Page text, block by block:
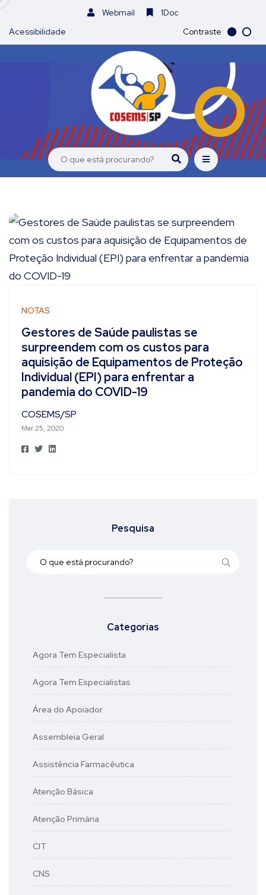
Webmail
1Doc
Acessibilidade
Contraste
NOTAS
Gestores de Saúde paulistas se
surpreendem com os custos para
aquisição de Equipamentos de Proteção
Individual (EPI) para enfrentar a
pandemia do COVID-19
COSEMS/SP
Mar 25, 2020
Pesquisa
Categorias
Agora Tem Especialista
Agora Tem Especialistas
Área do Apoiador
Assembleia Geral
Assistência Farmacêutica
Atenção Básica
Atenção Primária
CIT
CNS